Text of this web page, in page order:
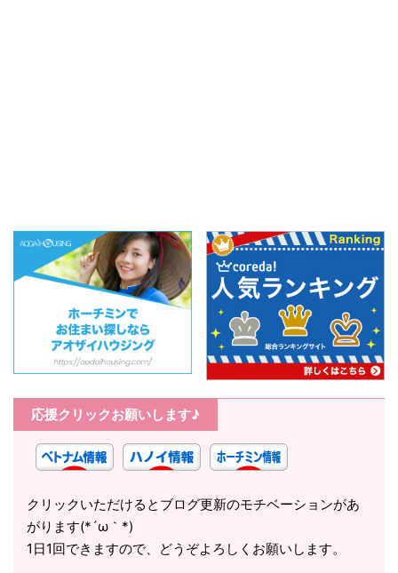
応援クリックお願いします♪
クリックいただけるとブログ更新のモチベーションがあ
がります(*´ω｀*)
1日1回できますので、どうぞよろしくお願いします。